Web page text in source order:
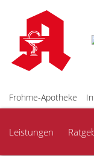
Frohme-Apotheke
Leistungen